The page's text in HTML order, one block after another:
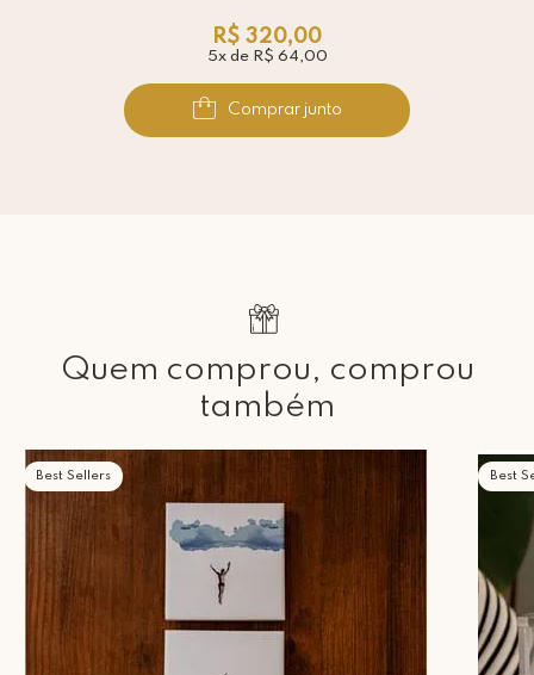
R$ 320,00
5x de R$ 64,00
Comprar junto
Quem comprou, comprou
também
Best Sellers Best